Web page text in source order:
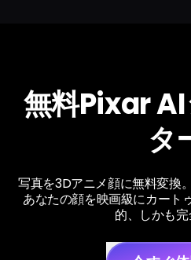
無料Pixar
タ
写真を3Dアニメ顔に無料変換
あなたの顔を映画級にカート
的、しかも完